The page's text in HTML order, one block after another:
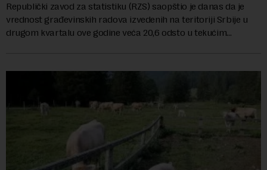
Republički zavod za statistiku (RZS) saopštio je danas da je
vrednost građevinskih radova izvedenih na teritoriji Srbije u
drugom kvartalu ove godine veća 20,6 odsto u tekućim